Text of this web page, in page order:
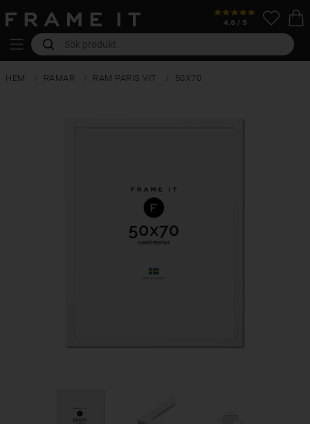
HEM RAMAR RAM PARIS VIT 50X70